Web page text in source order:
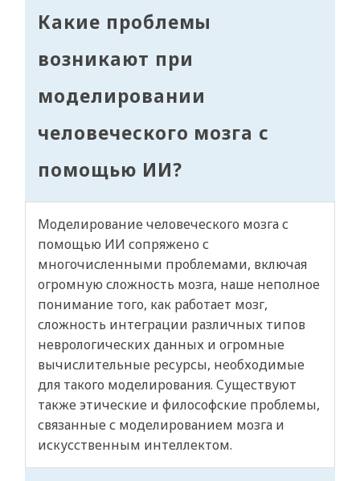
Какие проблемы
возникают при
моделировании
человеческого мозга с
помощью ИИ?
Моделирование человеческого мозга с
помощью ИИ сопряжено с
многочисленными проблемами, включая
огромную сложность мозга, наше неполное
понимание того, как работает мозг,
сложность интеграции различных типов
неврологических данных и огромные
вычислительные ресурсы, необходимые
для такого моделирования. Существуют
также этические и философские проблемы,
связанные с моделированием мозга и
искусственным интеллектом.